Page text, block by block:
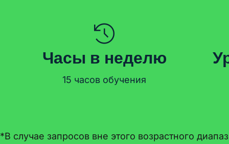
Часы в неделю
15 часов обучения
*В случае запросов вне этого возрастного